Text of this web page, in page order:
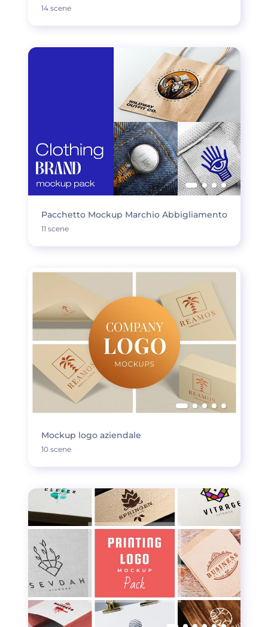
14 scene
Pacchetto Mockup Marchio Abbigliamento
11 scene
Mockup logo aziendale
10 scene